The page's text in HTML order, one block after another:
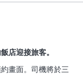
店迎接旅客。
畫面。司機將於三